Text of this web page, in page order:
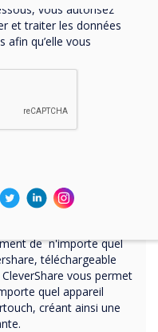
de n'importe quel
téléchargeable
vous permet
quel appareil
créant ainsi une
vous autorisez
et traiter les données
afin qu’elle vous